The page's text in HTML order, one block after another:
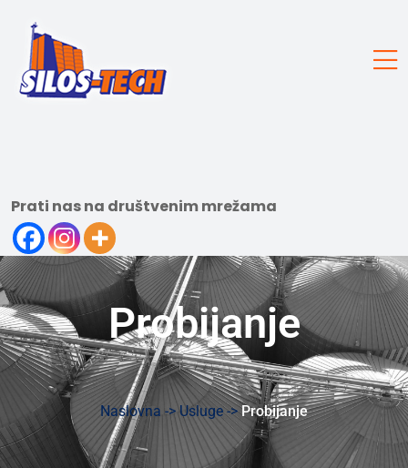
Prati nas na društvenim mrežama
Probijanje
Naslovna -> Usluge ->Probijanje